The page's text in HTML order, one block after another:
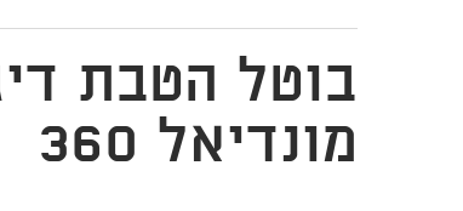
בוטל הטבת
מונדיאל 360